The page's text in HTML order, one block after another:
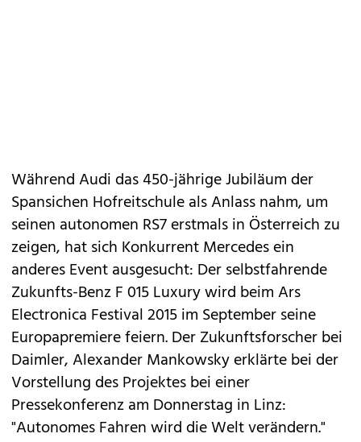
WährendAudidas 450-jährige Jubiläum der
Spansichen Hofreitschule als Anlass nahm, um
seinen autonomen RS7 erstmalsin Österreich zu
zeigen, hat sich KonkurrentMercedesein
anderes Event ausgesucht: Der selbstfahrende
Zukunfts-BenzF 015 Luxurywird beim Ars
Electronica Festival 2015 im September seine
Europapremiere feiern. Der Zukunftsforscher bei
Daimler, Alexander Mankowsky erklärte bei der
Vorstellung des Projektes bei einer
Pressekonferenz am Donnerstag in Linz:
"Autonomes Fahren wird die Welt verändern."